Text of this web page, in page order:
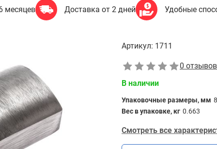
месяцев Доставка от 2 дней Удобные
Артикул: 1711
0 отзывов
В наличии
Упаковочные размеры, мм
Вес в упаковке, кг 0.663
Смотреть все